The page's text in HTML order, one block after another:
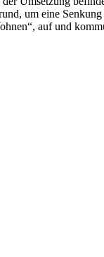
um eine
auf und